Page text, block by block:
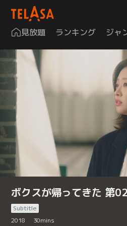
見放題 ランキング ジャ
ボクスが帰ってきた 第
Subtitle
2018
30mins